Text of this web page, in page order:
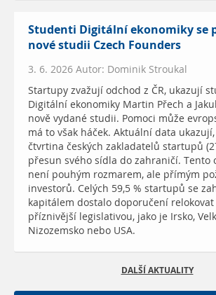
Studenti Digitální ekonomiky se
nové studii Czech Founders
3. 6. 2026 Autor: Dominik Stroukal
Startupy zvažují odchod z ČR, ukazují
Digitální ekonomiky Martin Přech a
nově vydané studii. Pomoci může
má to však háček. Aktuální data
čtvrtina českých zakladatelů startupů
přesun svého sídla do zahraničí. Tento
není pouhým rozmarem, ale přímým
investorů. Celých 59,5 % startupů se
kapitálem dostalo doporučení relokovat
příznivější legislativou, jako je Irsko,
Nizozemsko nebo USA.
DALŠÍ AKTUALITY